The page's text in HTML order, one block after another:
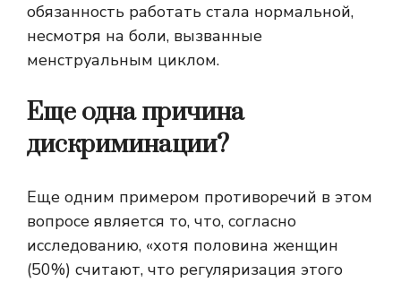
обязанность работать стала нормальной,
несмотря на боли, вызванные
менструальным циклом.
Еще одна причина
дискриминации?
Еще одним примером противоречий в этом
вопросе является то, что, согласно
исследованию, «хотя половина женщин
(50%) считают, что регуляризация этого